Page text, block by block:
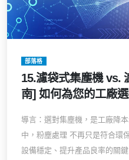
部落格
15.濾袋式集塵機 vs.
南] 如何為您的工廠
導言：選對集塵機，是工廠降
中，粉塵處理 不再只是符合環
設備穩定、提升產品良率的關